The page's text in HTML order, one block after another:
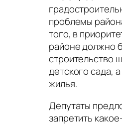
проблемы
того, в
районе должно
строительство
детского сада,
жилья.
Депутаты
запретить